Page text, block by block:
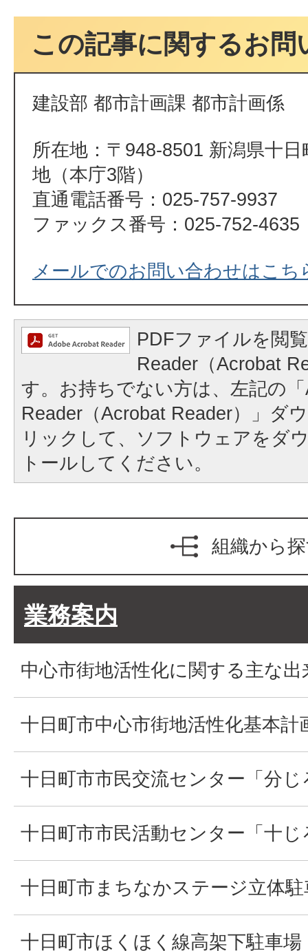
この記事に関するお問
建設部 都市計画課 都市計画係
所在地：〒948-8501 新潟県十
地（本庁3階）
直通電話番号：025-757-9937
ファックス番号：025-752-4635
メールでのお問い合わせはこち
PDFファイルを閲
Reader（Acrobat
す。お持ちでない方は、左記の
Reader（Acrobat Reader）」ダ
リックして、ソフトウェアをダ
トールしてください。
組織から
業務案内
中心市街地活性化に関する主な出
十日町市中心市街地活性化基本計
十日町市市民交流センター「分じ
十日町市市民活動センター「十じ
十日町市まちなかステージ立体駐
十日町市ほくほく線高架下駐車場